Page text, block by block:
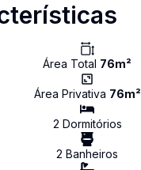
Área Total 76m²
Área Privativa 76m²
2 Dormitórios
2 Banheiros